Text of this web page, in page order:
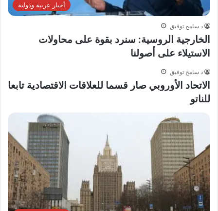
أخبار عربية ودولية
د سامح توفيق
الخارجية الروسية: سنرد بقوة على محاولات
الاستيلاء على أصولنا
د سامح توفيق
الاتحاد الأوروبي صار قسما للعلاقات الاقتصادية تابعا
للناتو